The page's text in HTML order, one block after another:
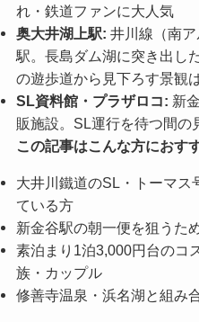
れ・鉄道ファンに大人気
奥大井湖上駅: 井川線（南
駅。長島ダム湖に突き出し
の遊歩道から見下ろす景観
SL資料館・プラザロコ: 新
販施設。SL運行を待つ間の
この記事はこんな方におす
大井川鐵道のSL・トーマス
ている方
新金谷駅の朝一便を狙うた
素泊まり1泊3,000円台のコ
族・カップル
修善寺温泉・浜名湖と組み